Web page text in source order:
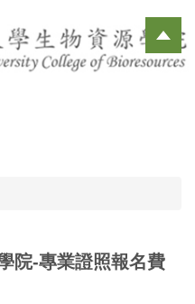
院-專業證照報名費